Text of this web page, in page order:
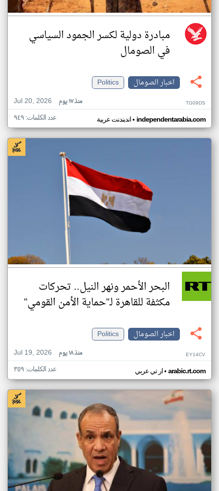
مبادرة دولية لكسر الجمود السياسي
في الصومال
اخبار الصومال
Politics
Jul 20, 2026
منذ ١٧ يوم TG09DS
اندبندنت عربية• independentarabia.com عدد الكلمات: ٩٤٩
البحر الأحمر ونهر النيل.. تحركات
مكثفة للقاهرة لـ"حماية الأمن القومي"
اخبار الصومال
Politics
Jul 19, 2026
منذ ١٨ يوم EY14CV
ار تي عربي• arabic.rt.com عدد الكلمات: ٣٥٩